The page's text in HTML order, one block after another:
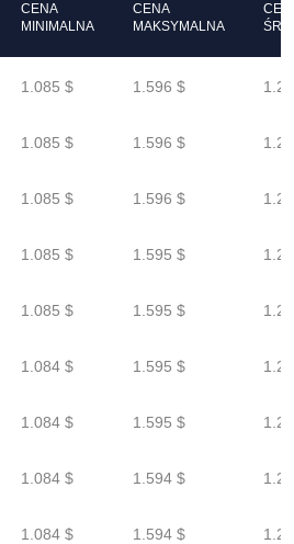
CENA
MINIMALNA
CENA
MAKSYMALNA
1.085 $ 1.596 $
1.085 $ 1.596 $
1.085 $ 1.596 $
1.085 $ 1.595 $
1.085 $ 1.595 $
1.084 $ 1.595 $
1.084 $ 1.595 $
1.084 $ 1.594 $
1.084 $ 1.594 $